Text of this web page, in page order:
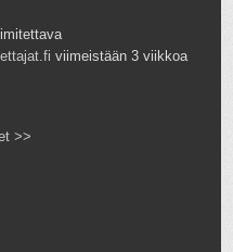
viimeistään 3 viikkoa
>>